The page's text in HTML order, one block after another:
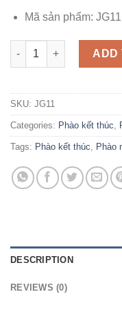
Mã sản phẩm: JG11
Phào kết thúc JG11
ADD
SKU: JG11
Categories: Phào kết thúc
Tags: Phào kết thúc Phào
DESCRIPTION
REVIEWS (0)